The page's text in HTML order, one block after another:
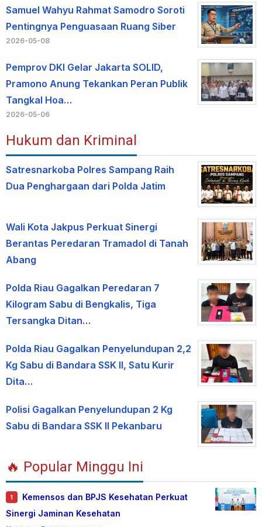
Samuel Wahyu Rahmat Samodro Soroti
Pentingnya Penguasaan Ruang Siber
2026-05-08
Pemprov DKI Gelar Jakarta SOLID,
Pramono Anung Tekankan Peran Publik
Tangkal Hoa…
2026-05-06
Hukum dan Kriminal
Satresnarkoba Polres Sampang Raih
Dua Penghargaan dari Polda Jatim
Wali Kota Jakpus Perkuat Sinergi
Berantas Peredaran Tramadol di Tanah
Abang
Polda Riau Gagalkan Peredaran 7
Kilogram Sabu di Bengkalis, Tiga
Tersangka Ditan…
Polda Riau Gagalkan Penyelundupan 2,2
Kg Sabu di Bandara SSK II, Satu Kurir
Dita…
Polisi Gagalkan Penyelundupan 2 Kg
Sabu di Bandara SSK II Pekanbaru
🔥 Popular Minggu Ini
1
Kemensos dan BPJS Kesehatan Perkuat
Sinergi Jaminan Kesehatan